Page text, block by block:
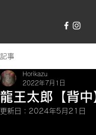
記事
龍王太郎【背中
Horikazu
2022年7月1日
更新日： 2024年5月21日